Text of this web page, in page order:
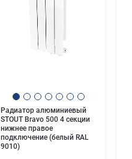
Радиатор алюминиевый
STOUT Bravo 500 4 секции
нижнее правое
подключение (белый RAL
9010)